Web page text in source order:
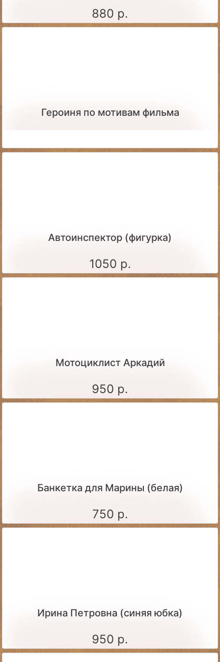
880 р.
Героиня по мотивам фильма
Автоинспектор (фигурка)
1050 р.
Мотоциклист Аркадий
950 р.
Банкетка для Марины (белая)
750 р.
Ирина Петровна (синяя юбка)
950 р.